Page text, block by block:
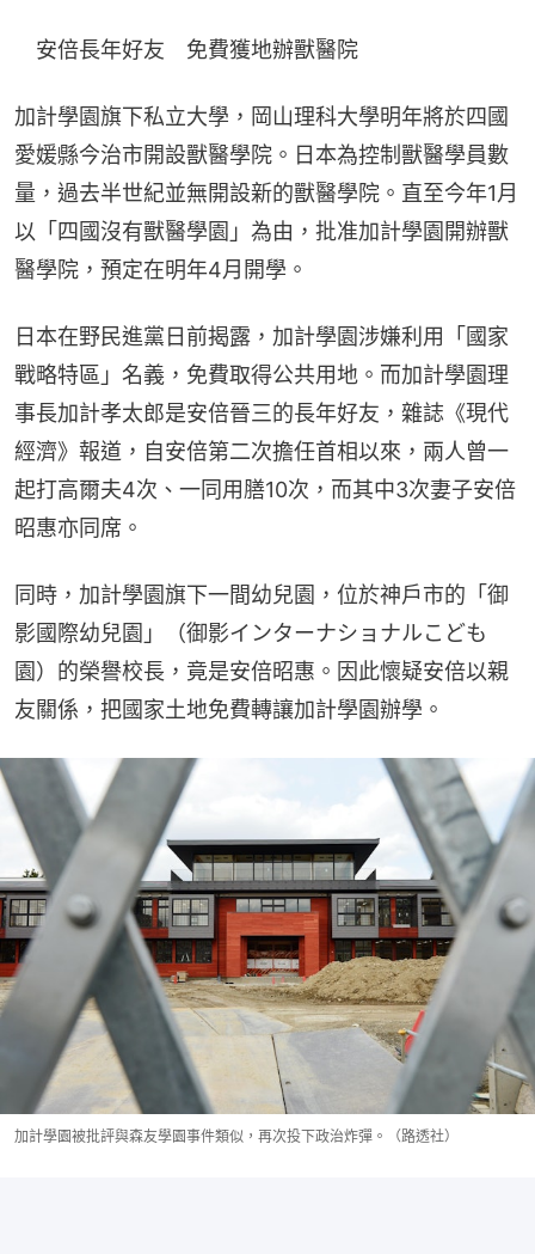
安倍長年好友　免費獲地辦獸醫院
加計學園旗下私立大學，岡山理科大學明年將於四國
愛媛縣今治市開設獸醫學院。日本為控制獸醫學員數
量，過去半世紀並無開設新的獸醫學院。直至今年1月
以「四國沒有獸醫學園」為由，批准加計學園開辦獸
醫學院，預定在明年4月開學。
日本在野民進黨日前揭露，加計學園涉嫌利用「國家
戰略特區」名義，免費取得公共用地。而加計學園理
事長加計孝太郎是安倍晉三的長年好友，雜誌《現代
經濟》報道，自安倍第二次擔任首相以來，兩人曾一
起打高爾夫4次、一同用膳10次，而其中3次妻子安倍
昭惠亦同席。
同時，加計學園旗下一間幼兒園，位於神戶市的「御
影國際幼兒園」（御影インターナショナルこども
園）的榮譽校長，竟是安倍昭惠。因此懷疑安倍以親
友關係，把國家土地免費轉讓加計學園辦學。
加計學園被批評與森友學園事件類似，再次投下政治炸彈。（路透社）